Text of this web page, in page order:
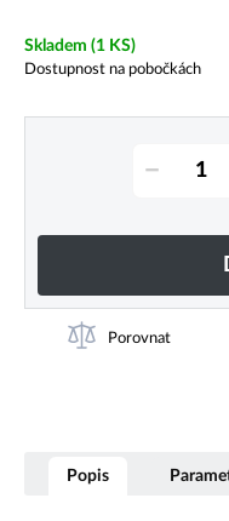
Skladem (1 KS)
Dostupnost na pobočkách
–
Porovnat
Popis